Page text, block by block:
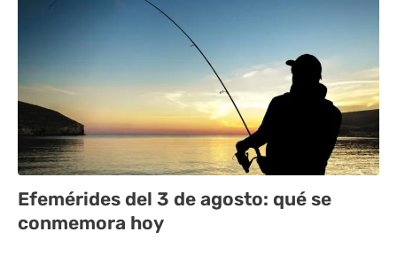
Efemérides del 3 de agosto: qué se
conmemora hoy